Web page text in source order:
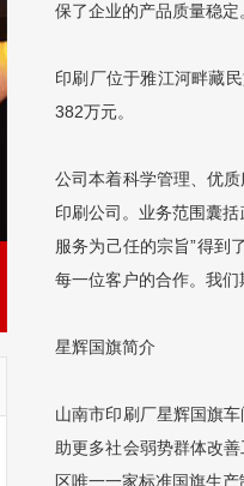
保了企业的产品质量稳定
印刷厂位于雅江河畔藏
382万元。
公司本着科学管理、优
印刷公司。业务范围囊
服务为己任的宗旨”得到
每一位客户的合作。我
星辉国旗简介
山南市印刷厂星辉国旗
助更多社会弱势群体改
区唯一一家标准国旗生